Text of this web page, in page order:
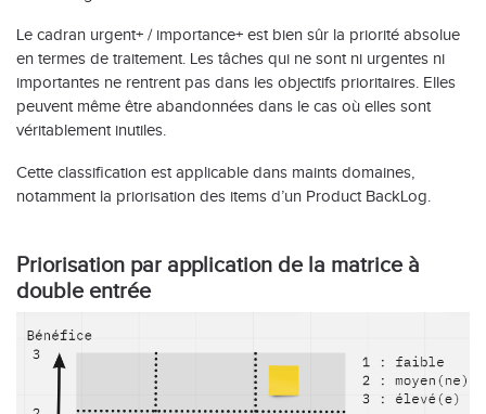
Le cadran urgent+ / importance+ est bien sûr la priorité absolue
en termes de traitement. Les tâches qui ne sont ni urgentes ni
importantes ne rentrent pas dans les objectifs prioritaires. Elles
peuvent même être abandonnées dans le cas où elles sont
véritablement inutiles.
Cette classification est applicable dans maints domaines,
notamment la priorisation des items d’un Product BackLog.
Priorisation par application de la matrice à
double entrée